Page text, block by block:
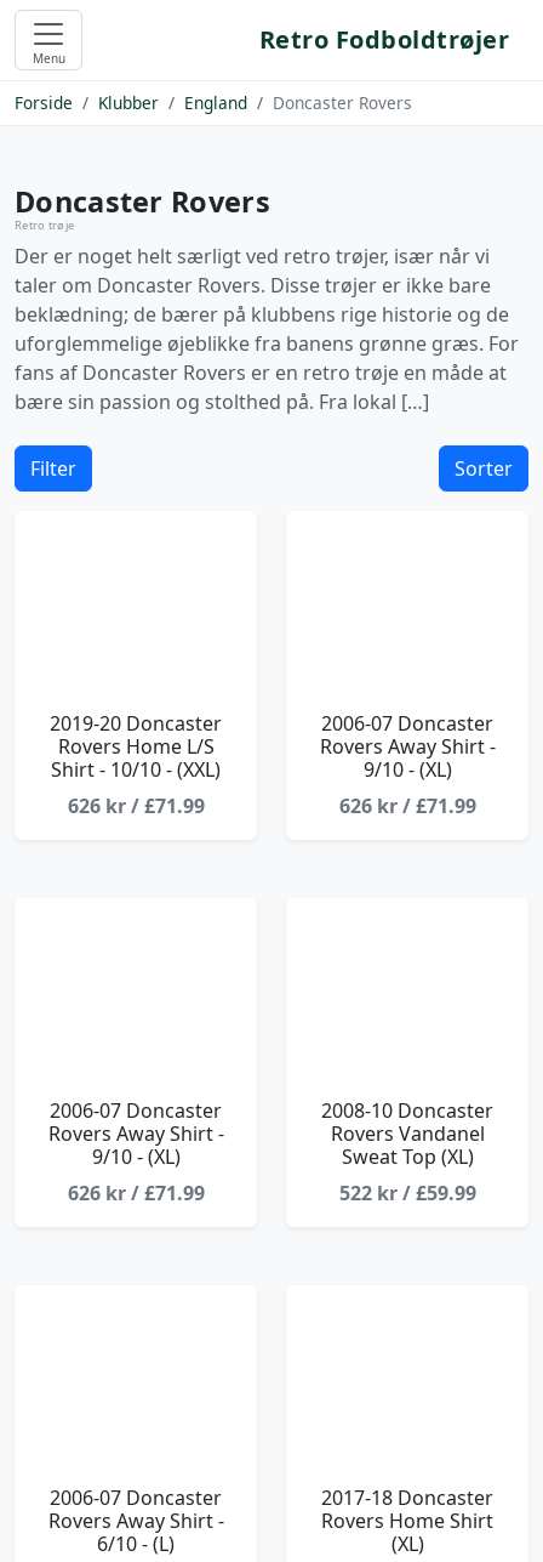
Menu
Retro Fodboldtrøjer
Forside Klubber England Doncaster Rovers
Doncaster Rovers
Retro trøje
Der er noget helt særligt ved retro trøjer, især når vi
taler om Doncaster Rovers. Disse trøjer er ikke bare
beklædning; de bærer på klubbens rige historie og de
uforglemmelige øjeblikke fra banens grønne græs. For
fans af Doncaster Rovers er en retro trøje en måde at
bære sin passion og stolthed på. Fra lokal […]
Filter Sorter
2019-20 Doncaster
Rovers Home L/S
Shirt - 10/10 - (XXL)
626 kr / £71.99
2006-07 Doncaster
Rovers Away Shirt -
9/10 - (XL)
626 kr / £71.99
2006-07 Doncaster
Rovers Away Shirt -
9/10 - (XL)
626 kr / £71.99
2008-10 Doncaster
Rovers Vandanel
Sweat Top (XL)
522 kr / £59.99
2006-07 Doncaster
Rovers Away Shirt -
6/10 - (L)
2017-18 Doncaster
Rovers Home Shirt
(XL)